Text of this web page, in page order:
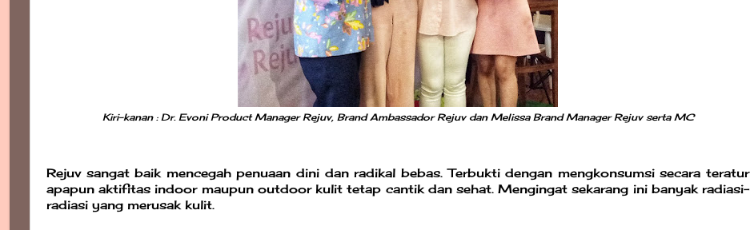
Kiri-kanan : Dr. Evoni Product Manager Rejuv, Brand Ambassador Rejuv dan Melissa Brand Manager Rejuv serta MC
Rejuv sangat baik mencegah penuaan dini dan radikal bebas. Terbukti dengan mengkonsumsi secara teratur
apapun aktifitas indoor maupun outdoor kulit tetap cantik dan sehat. Mengingat sekarang ini banyak radiasi-
radiasi yang merusak kulit.